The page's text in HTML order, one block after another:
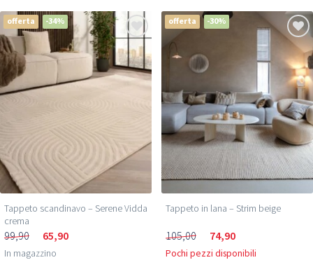
offerta -34%
Tappeto scandinavo – Serene Vidda
crema
99,90 65,90
In magazzino
offerta -30%
Tappeto in lana – Strim beige
105,00 74,90
Pochi pezzi disponibili